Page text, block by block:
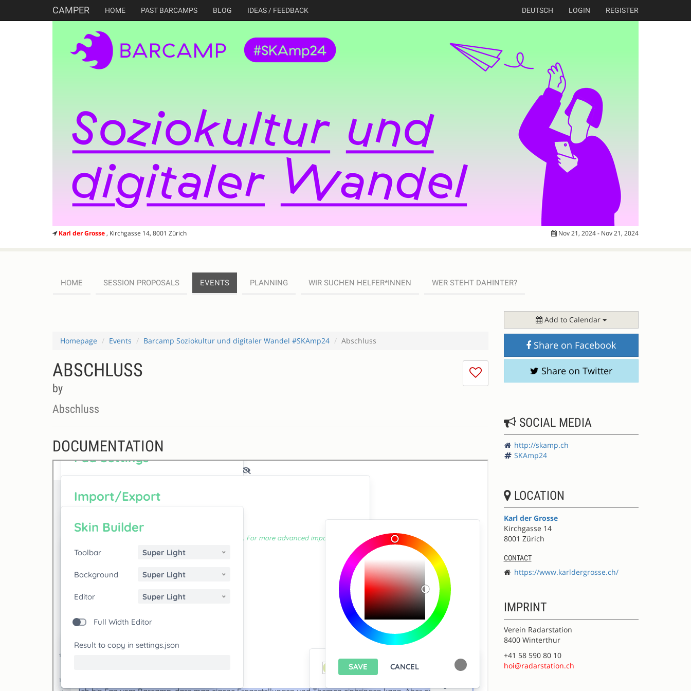
CAMPER HOME PAST BARCAMPS BLOG IDEAS / FEEDBACK DEUTSCH LOGIN REGISTER
Karl der Grosse, Kirchgasse 14, 8001 Zürich Nov 21, 2024 - Nov 21, 2024
HOME SESSION PROPOSALS EVENTS PLANNING WIR SUCHEN HELFER*INNEN WER STEHT DAHINTER?
Homepage Events Barcamp Soziokultur und digitaler Wandel #SKAmp24 Abschluss
I
don't
session
ABSCHLUSS
by
Abschluss
DOCUMENTATION
Add to Calendar
Share on Facebook
Share on Twitter
SOCIAL MEDIA
http://skamp.ch
SKAmp24
LOCATION
Karl der Grosse
Kirchgasse 14
8001 Zürich
CONTACT
https://www.karldergrosse.ch/
IMPRINT
Verein Radarstation
8400 Winterthur
+41 58 590 80 10
hoi@radarstation.ch